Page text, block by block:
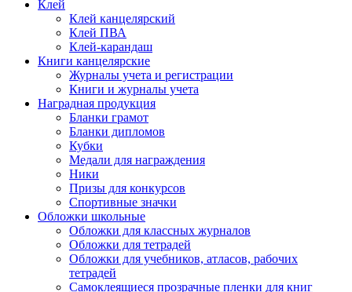
Клей
Клей канцелярский
Клей ПВА
Клей-карандаш
Книги канцелярские
Журналы учета и регистрации
Книги и журналы учета
Наградная продукция
Бланки грамот
Бланки дипломов
Кубки
Медали для награждения
Ники
Призы для конкурсов
Спортивные значки
Обложки школьные
Обложки для классных журналов
Обложки для тетрадей
Обложки для учебников, атласов, рабочих
тетрадей
Самоклеящиеся прозрачные пленки для книг